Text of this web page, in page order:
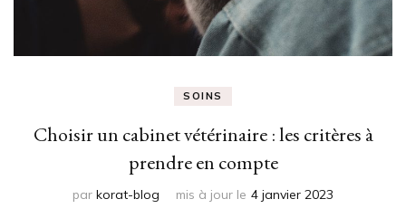
SOINS
Choisir un cabinet vétérinaire : les critères à
prendre en compte
par korat-blog mis à jour le 4 janvier 2023